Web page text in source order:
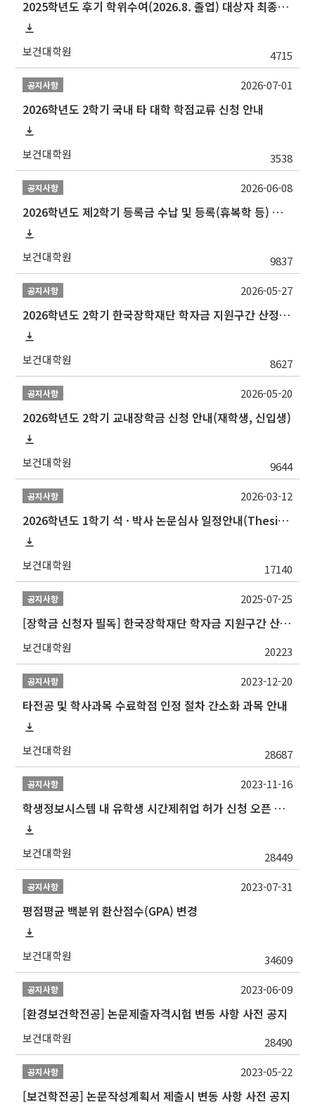
2025학년도 후기 학위수여(2026.8. 졸업) 대상자 최종인준 논문 제출 안내
보건대학원 4715
공지사항
2026학년도 2학기 국내 타 대학 학점교류 신청 안내
보건대학원 3538
2026-07-01
공지사항
2026학년도 제2학기 등록금 수납 및 등록(휴복학 등) 일정 안내
보건대학원 9837
2026-06-08
공지사항
2026학년도 2학기 한국장학재단 학자금 지원구간 산정 신청 안내
보건대학원 8627
2026-05-27
공지사항
2026학년도 2학기 교내장학금 신청 안내(재학생, 신입생)
보건대학원 9644
2026-05-20
공지사항
2026학년도 1학기 석 · 박사 논문심사 일정안내(Thesis Defense Schedules)
보건대학원 17140
2026-03-12
공지사항
[장학금 신청자 필독] 한국장학재단 학자금 지원구간 산정 권고
보건대학원 20223
2025-07-25
공지사항
타전공 및 학사과목 수료학점 인정 절차 간소화 과목 안내
보건대학원 28687
2023-12-20
공지사항
학생정보시스템 내 유학생 시간제취업 허가 신청 오픈 안내
보건대학원 28449
2023-11-16
공지사항
평점평균 백분위 환산점수(GPA) 변경
보건대학원 34609
2023-07-31
공지사항
[환경보건학전공] 논문제출자격시험 변동 사항 사전 공지
보건대학원 28490
2023-06-09
공지사항
[보건학전공] 논문작성계획서 제출시 변동 사항 사전 공지
2023-05-22